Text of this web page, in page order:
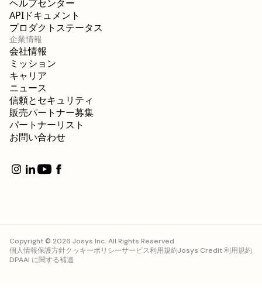
ヘルプセンター
APIドキュメント
プロダクトステータス
企業情報
会社情報
ミッション
キャリア
ニュース
信頼とセキュリティ
販売パートナー募集
パートナーリスト
お問い合わせ
Copyright © 2026 Josys Inc. All Rights Reserved
個人情報保護方針クッキーポリシーサービス利用規約Josys Credit 利用規約
DPAAI に関する補遺